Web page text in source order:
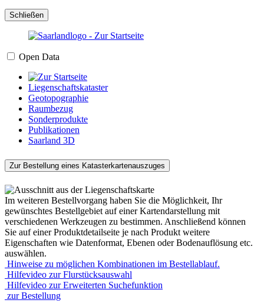
Schließen
Open Data
Liegenschaftskataster
Geotopographie
Raumbezug
Sonderprodukte
Publikationen
Saarland 3D
Zur Bestellung eines Katasterkartenauszuges
Im weiteren Bestellvorgang haben Sie die Möglichkeit, Ihr
gewünschtes Bestellgebiet auf einer Kartendarstellung mit
verschiedenen Werkzeugen zu bestimmen. Anschließend können
Sie auf einer Produktdetailseite je nach Produkt weitere
Eigenschaften wie Datenformat, Ebenen oder Bodenauflösung etc.
auswählen.
Hinweise zu möglichen Kombinationen im Bestellablauf.
Hilfevideo zur Flurstücksauswahl
Hilfevideo zur Erweiterten Suchefunktion
zur Bestellung